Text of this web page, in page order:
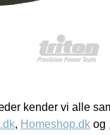
kender vi alle
, Homeshop.dk og